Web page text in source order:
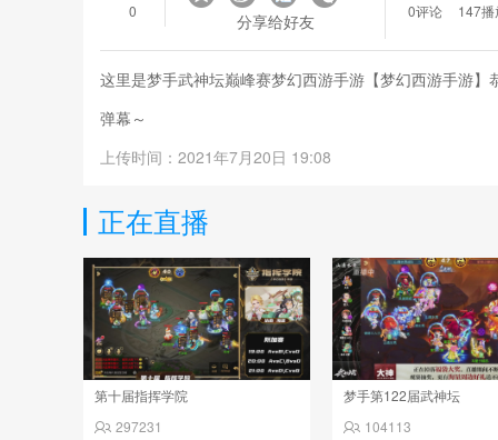
0 分享给好友 0评论 147播
这里是梦手武神坛巅峰赛梦幻西游手游【梦幻西游手游
弹幕～
上传时间：2021年7月20日 19:08
正在直播
第十届指挥学院
297231
梦手第122届武神坛
104113